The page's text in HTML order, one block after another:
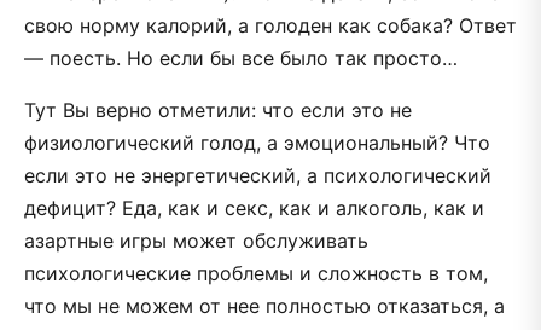
свою норму калорий, а голоден как собака? Ответ
— поесть. Но если бы все было так просто…
Тут Вы верно отметили: что если это не
физиологический голод, а эмоциональный? Что
если это не энергетический, а психологический
дефицит? Еда, как и секс, как и алкоголь, как и
азартные игры может обслуживать
психологические проблемы и сложность в том,
что мы не можем от нее полностью отказаться, а